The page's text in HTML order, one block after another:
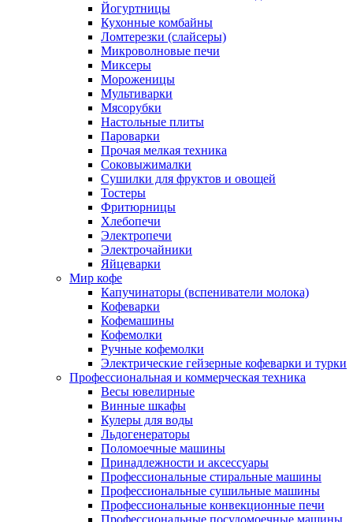
Йогуртницы
Кухонные комбайны
Ломтерезки (слайсеры)
Микроволновые печи
Миксеры
Мороженицы
Мультиварки
Мясорубки
Настольные плиты
Пароварки
Прочая мелкая техника
Соковыжималки
Сушилки для фруктов и овощей
Тостеры
Фритюрницы
Хлебопечи
Электропечи
Электрочайники
Яйцеварки
Мир кофе
Капучинаторы (вспениватели молока)
Кофеварки
Кофемашины
Кофемолки
Ручные кофемолки
Электрические гейзерные кофеварки и турки
Профессиональная и коммерческая техника
Весы ювелирные
Винные шкафы
Кулеры для воды
Льдогенераторы
Поломоечные машины
Принадлежности и аксессуары
Профессиональные стиральные машины
Профессиональные сушильные машины
Профессиональные конвекционные печи
Профессиональные посудомоечные машины